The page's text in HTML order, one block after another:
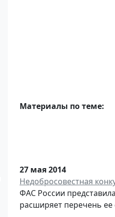
Материалы по теме:
27 мая 2014
Недобросовестная
ФАС России
расширяет перечень